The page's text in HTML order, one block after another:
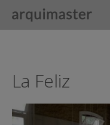
La Feliz